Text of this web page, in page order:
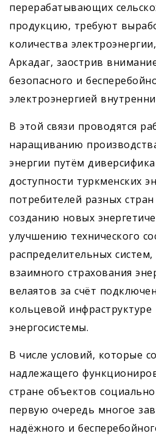
перерабатывающих
продукцию, требуют
количества
Аркадаг, заострив
безопасного и
электроэнергией
В этой связи проводятся
наращиванию
энергии путём
доступности туркменских
потребителей разных
созданию новых
улучшению технического
распределительных
взаимного страхования
велаятов за счёт
кольцевой
энергосистемы.
В числе условий, которые
надлежащего
стране объектов
первую очередь многое
надёжного и